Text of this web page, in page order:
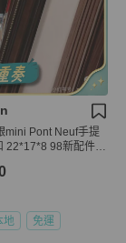
mini Pont Neuf手提
地 免運